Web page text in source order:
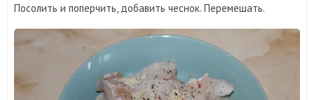
Посолить и поперчить, добавить чеснок. Перемешать.